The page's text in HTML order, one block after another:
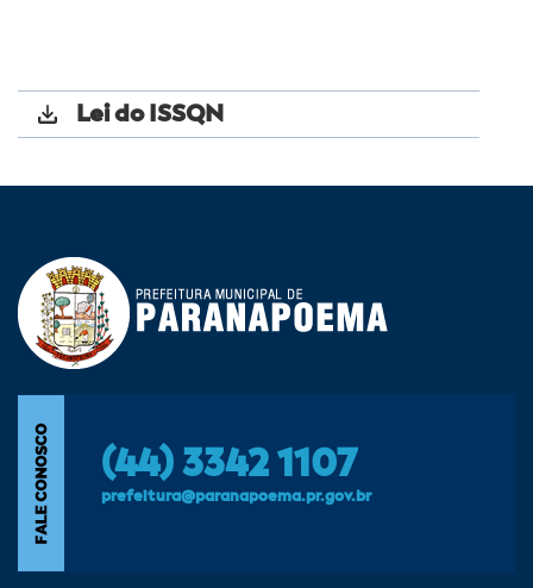
Lei do ISSQN
(44) 3342 1107
prefeitura@paranapoema.pr.gov.br